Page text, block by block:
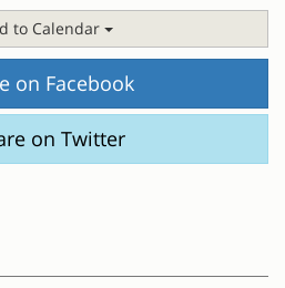
to Calendar
on Facebook
on Twitter